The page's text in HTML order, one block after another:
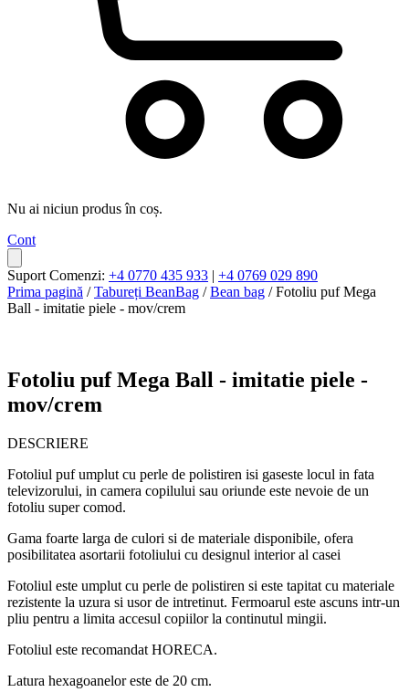
Nu ai niciun produs în coș.
Cont
Suport Comenzi: +4 0770 435 933 | +4 0769 029 890
Prima pagină /Tabureți BeanBag /Bean bag / Fotoliu puf Mega
Ball - imitatie piele - mov/crem
Fotoliu puf Mega Ball - imitatie piele -
mov/crem
DESCRIERE
Fotoliul puf umplut cu perle de polistiren isi gaseste locul in fata
televizorului, in camera copilului sau oriunde este nevoie de un
fotoliu super comod.
Gama foarte larga de culori si de materiale disponibile, ofera
posibilitatea asortarii fotoliului cu designul interior al casei
Fotoliul este umplut cu perle de polistiren si este tapitat cu materiale
rezistente la uzura si usor de intretinut. Fermoarul este ascuns intr-un
pliu pentru a limita accesul copiilor la continutul mingii.
Fotoliul este recomandat HORECA.
Latura hexagoanelor este de 20 cm.